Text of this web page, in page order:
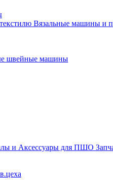
Вязальные машины и
швейные машины